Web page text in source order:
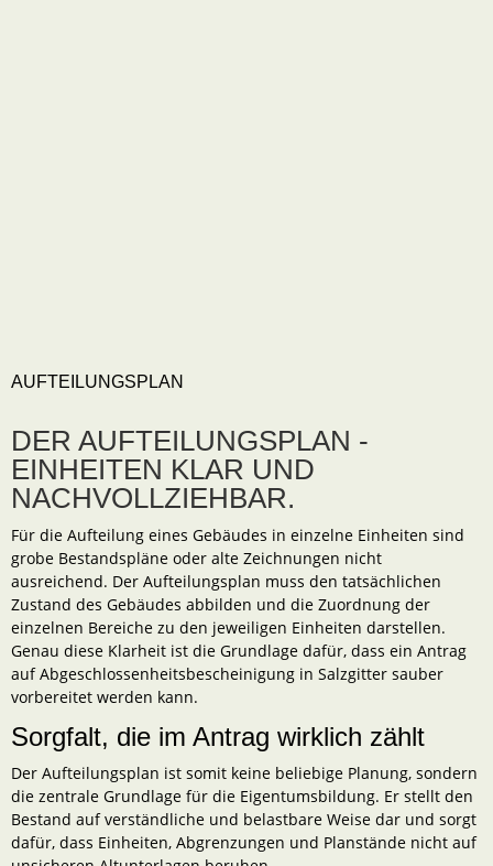
AUFTEILUNGSPLAN
DER AUFTEILUNGSPLAN -
EINHEITEN KLAR UND
NACHVOLLZIEHBAR.
Für die Aufteilung eines Gebäudes in einzelne Einheiten sind
grobe Bestandspläne oder alte Zeichnungen nicht
ausreichend. Der Aufteilungsplan muss den tatsächlichen
Zustand des Gebäudes abbilden und die Zuordnung der
einzelnen Bereiche zu den jeweiligen Einheiten darstellen.
Genau diese Klarheit ist die Grundlage dafür, dass ein Antrag
auf Abgeschlossenheitsbescheinigung in Salzgitter sauber
vorbereitet werden kann.
Sorgfalt, die im Antrag wirklich zählt
Der Aufteilungsplan ist somit keine beliebige Planung, sondern
die zentrale Grundlage für die Eigentumsbildung. Er stellt den
Bestand auf verständliche und belastbare Weise dar und sorgt
dafür, dass Einheiten, Abgrenzungen und Planstände nicht auf